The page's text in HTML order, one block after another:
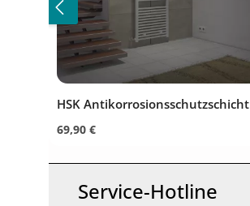
HSK Antikorrosionsschutzschicht
Regulärer Preis:
69,90 €
Service-Hotline